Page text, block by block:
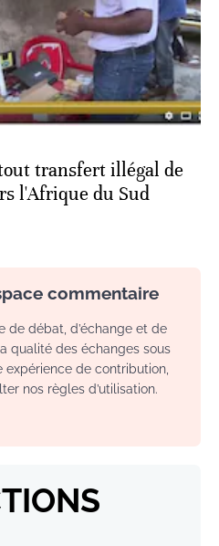
transfert illégal de
l'Afrique du Sud
commentaire
de débat, d’échange et de
qualité des échanges sous
expérience de contribution,
nos règles d’utilisation.